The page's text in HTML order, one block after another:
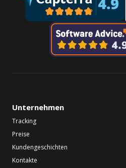
Unternehmen
Tracking
Preise
Kundengeschichten
Kontakte